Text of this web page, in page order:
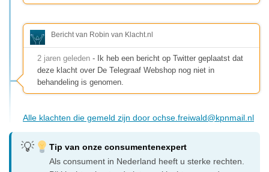
Bericht van Robin van Klacht.nl
2 jaren geleden - Ik heb een bericht op Twitter geplaatst dat
deze klacht over De Telegraaf Webshop nog niet in
behandeling is genomen.
Alle klachten die gemeld zijn door ochse.freiwald@kpnmail.nl
Tip van onze consumentenexpert
Als consument in Nederland heeft u sterke rechten.